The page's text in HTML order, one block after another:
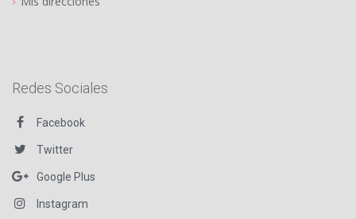
Redes Sociales
Facebook
Twitter
Google Plus
Instagram